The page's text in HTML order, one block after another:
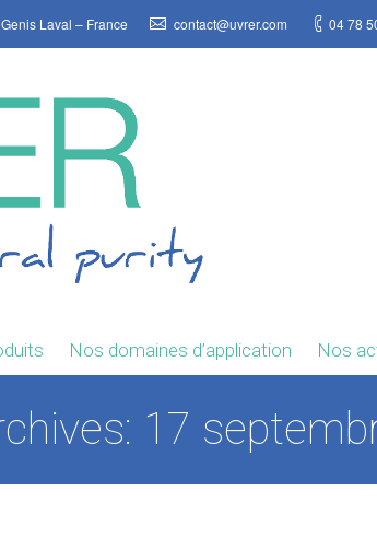
Laval – France contact@uvrer.com 04 78
Nos domaines d’application Nos
17